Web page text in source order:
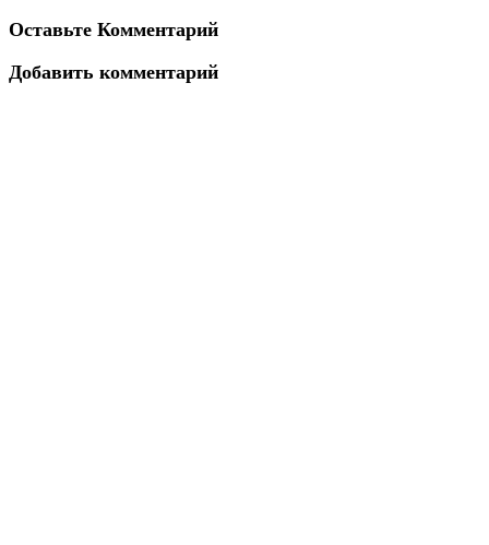
Оставьте Комментарий
Добавить комментарий